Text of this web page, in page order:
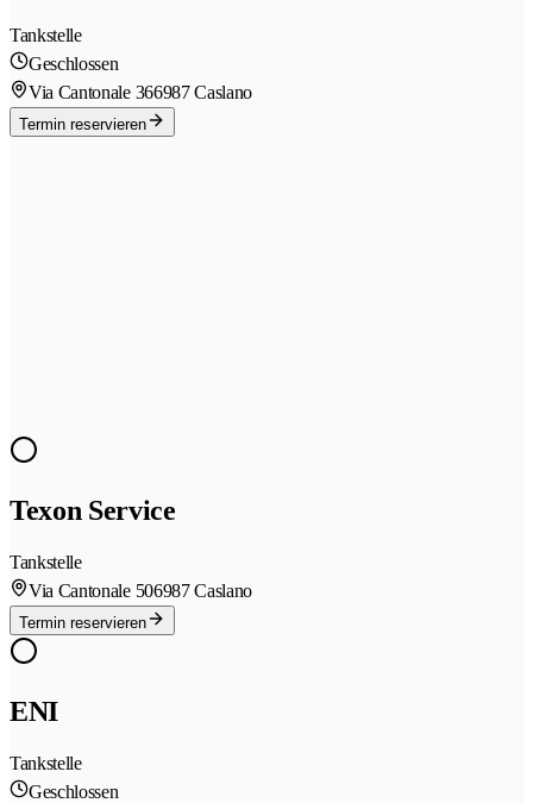
Tankstelle
Geschlossen
Via Cantonale 366987 Caslano
Termin reservieren
Texon Service
Tankstelle
Via Cantonale 506987 Caslano
Termin reservieren
ENI
Tankstelle
Geschlossen